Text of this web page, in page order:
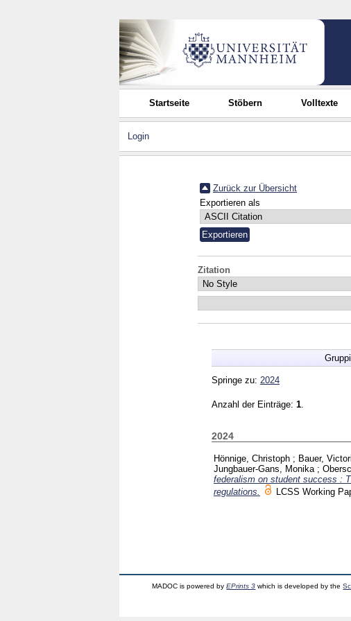
Startseite Stöbern Volltexte
Login
Zurück zur Übersicht
Exportieren als
Zitation
Springe zu: 2024
Anzahl der Einträge: 1
2024
Hönnige, Christoph ; Bauer,
Jungbauer-Gans, Monika ;
federalism on student success :
regulations.
LCSS Working
MADOC is powered byEPrints 3 which is developed by the